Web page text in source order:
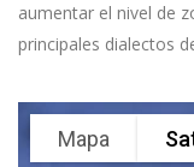
aumentar el nivel de
principales dialectos
Mapa